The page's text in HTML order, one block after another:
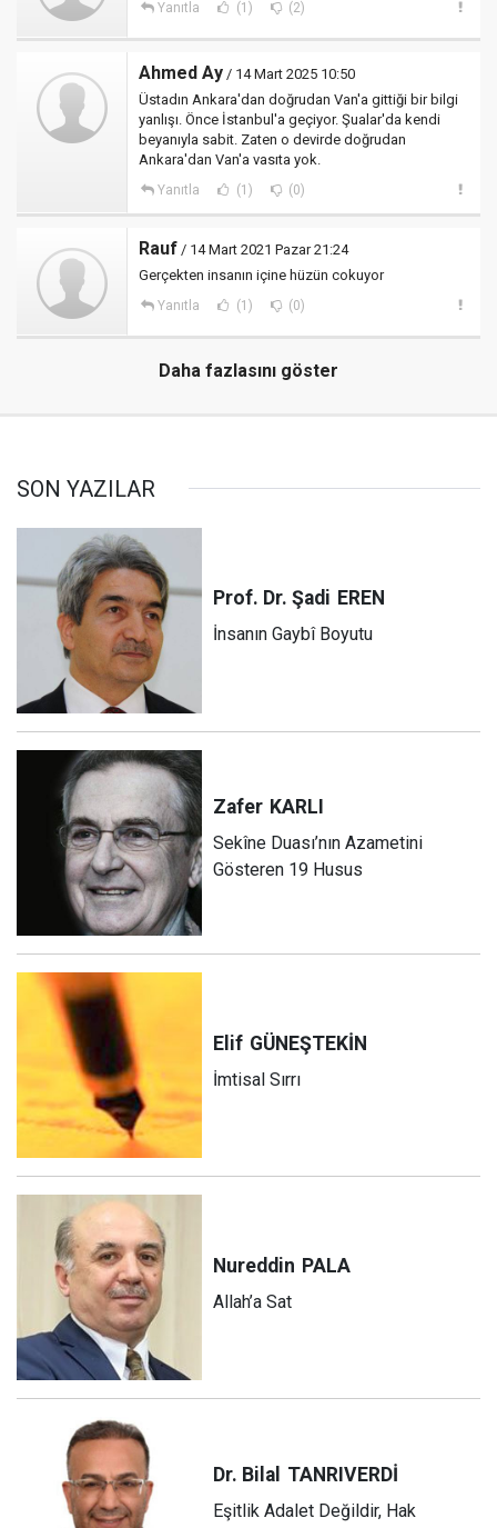
Yanıtla (1) (2)
Ahmed Ay / 14 Mart 2025 10:50
Üstadın Ankara'dan doğrudan Van'a gittiği bir bilgi
yanlışı. Önce İstanbul'a geçiyor. Şualar'da kendi
beyanıyla sabit. Zaten o devirde doğrudan
Ankara'dan Van'a vasıta yok.
Yanıtla (1) (0)
Rauf / 14 Mart 2021 Pazar 21:24
Gerçekten insanın içine hüzün cokuyor
Yanıtla (1) (0)
Daha fazlasını göster
SON YAZILAR
Prof. Dr. Şadi EREN
İnsanın Gaybî Boyutu
Zafer KARLI
Sekîne Duası’nın Azametini
Gösteren 19 Husus
Elif GÜNEŞTEKİN
İmtisal Sırrı
Nureddin PALA
Allah’a Sat
Dr. Bilal TANRIVERDİ
Eşitlik Adalet Değildir, Hak